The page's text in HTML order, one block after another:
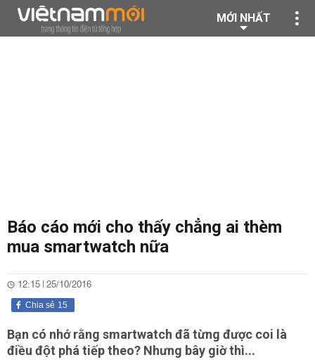
MỚI NHẤT
Báo cáo mới cho thấy chẳng ai thèm
mua smartwatch nữa
12:15 | 25/10/2016
15
Chia sẻ
Bạn có nhớ rằng smartwatch đã từng được coi là
điều đột phá tiếp theo? Nhưng bây giờ thì...